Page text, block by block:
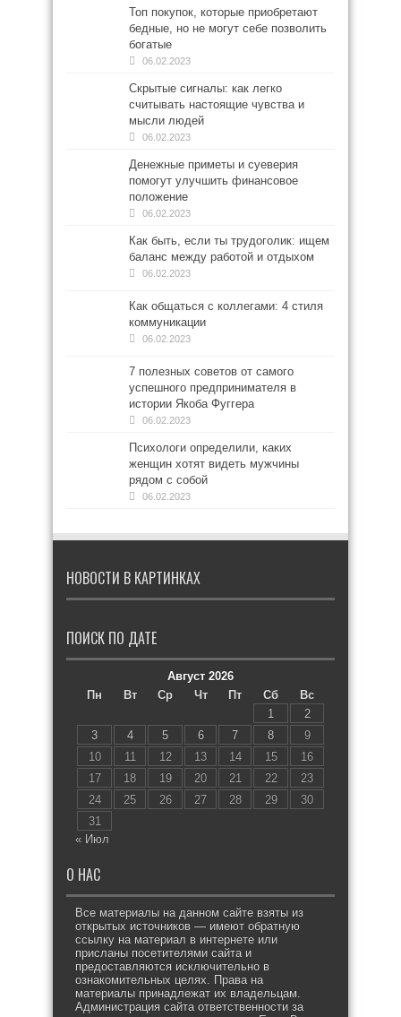
Топ покупок, которые приобретают
бедные, но не могут себе позволить
богатые
06.02.2023
Скрытые сигналы: как легко
считывать настоящие чувства и
мысли людей
06.02.2023
Денежные приметы и суеверия
помогут улучшить финансовое
положение
06.02.2023
Как быть, если ты трудоголик: ищем
баланс между работой и отдыхом
06.02.2023
Как общаться с коллегами: 4 стиля
коммуникации
06.02.2023
7 полезных советов от самого
успешного предпринимателя в
истории Якоба Фуггера
06.02.2023
Психологи определили, каких
женщин хотят видеть мужчины
рядом с собой
06.02.2023
НОВОСТИ В КАРТИНКАХ
ПОИСК ПО ДАТЕ
Август 2026
Пн
Вт Ср Чт Пт Сб
Вс
1
2
3
4 5 6 7 8
9
10
11 12 13 14 15
16
17
18 19 20 21 22
23
24
25 26 27 28 29
30
31
« Июл
О НАС
Все материалы на данном сайте взяты из
открытых источников — имеют обратную
ссылку на материал в интернете или
присланы посетителями сайта и
предоставляются исключительно в
ознакомительных целях. Права на
материалы принадлежат их владельцам.
Администрация сайта ответственности за